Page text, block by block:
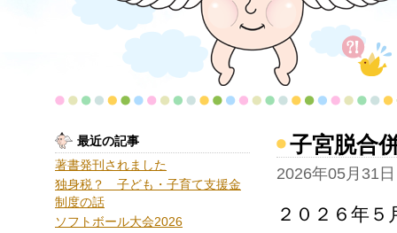
最近の記事
著書発刊されました
独身税？ 子ども・子育て支援金
制度の話
ソフトボール大会2026
子宮脱合
2026年05月31
２０２６年